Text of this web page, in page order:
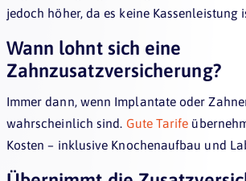
jedoch höher, da es keine Kassenleistung
Wann lohnt sich eine
Zahnzusatzversicherung?
Immer dann, wenn Implantate oder
wahrscheinlich sind. Gute Tarife
Kosten – inklusive Knochenaufbau und